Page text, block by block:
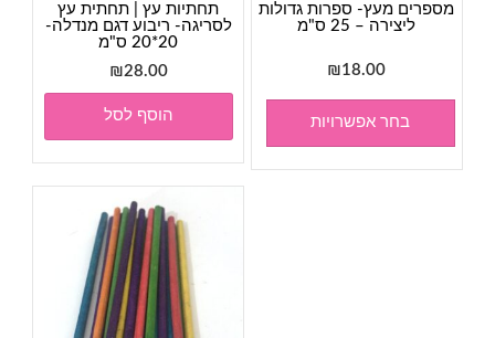
מספרים מעץ- ספרות גדולות
ליצירה – 25 ס"מ
₪18.00
בחר אפשרויות
תחתיות עץ | תחתית עץ
לסריגה- ריבוע דגם מנדלה-
20*20 ס"מ
₪28.00
הוסף לסל